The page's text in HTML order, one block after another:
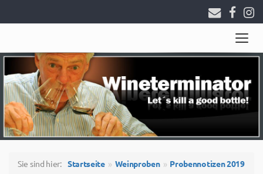
Sie sind hier: Startseite Weinproben Probennotizen 2019